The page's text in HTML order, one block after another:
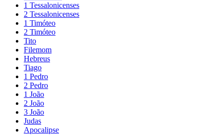
1 Tessalonicenses
2 Tessalonicenses
1 Timóteo
2 Timóteo
Tito
Filemom
Hebreus
Tiago
1 Pedro
2 Pedro
1 João
2 João
3 João
Judas
Apocalipse